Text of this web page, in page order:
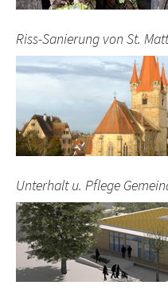
Riss-Sanierung von St.
Unterhalt u. Pflege